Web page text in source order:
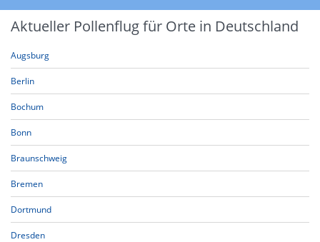
Aktueller Pollenflug für Orte in Deutschland
Augsburg
Berlin
Bochum
Bonn
Braunschweig
Bremen
Dortmund
Dresden